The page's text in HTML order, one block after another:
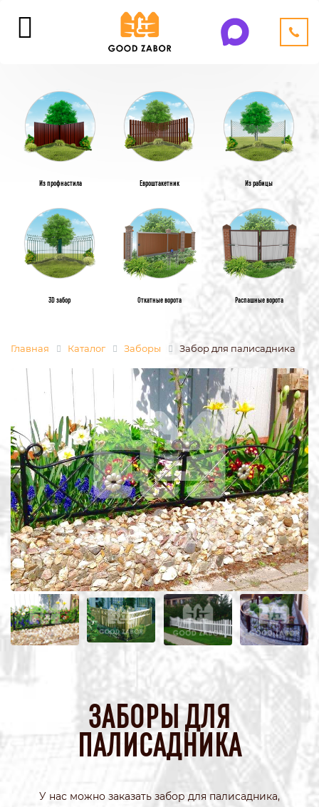
Из профнастила Евроштакетник Из рабицы
3D забор Откатные ворота Распашные ворота
Главная Каталог Заборы Забор для палисадника
ЗАБОРЫ ДЛЯ
ПАЛИСАДНИКА
У нас можно заказать забор для палисадника,